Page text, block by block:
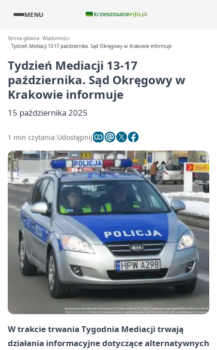
MENU
Strona główna Wiadomości
Tydzień Mediacji 13-17 października. Sąd Okręgowy w Krakowie informuje
Tydzień Mediacji 13-17
października. Sąd Okręgowy w
Krakowie informuje
15 października 2025
1 min czytania Udostępnij
W trakcie trwania Tygodnia Mediacji trwają
działania informacyjne dotyczące alternatywnych